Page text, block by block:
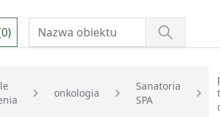
onkologia
Sanatoria
SPA